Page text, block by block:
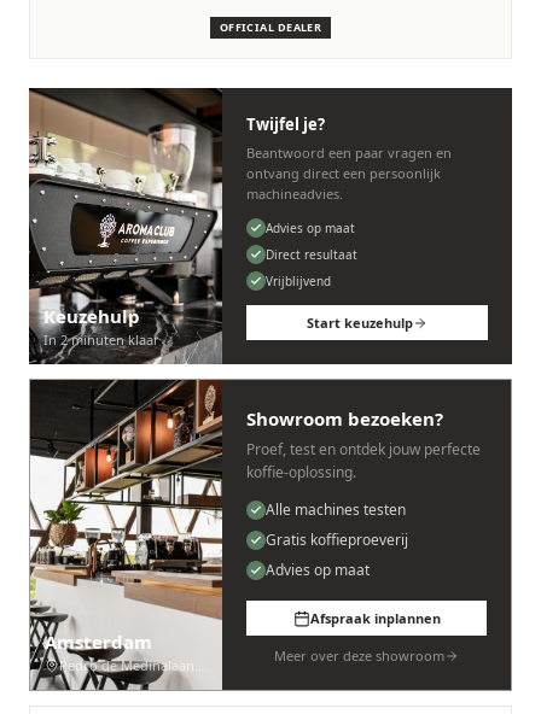
OFFICIAL DEALER
Persoonlijk, snel en zonder gedoe.
Keuzehulp
In 2 minuten klaar
Twijfel je?
Beantwoord een paar vragen en
ontvang direct een persoonlijk
machineadvies.
Advies op maat
Direct resultaat
Vrijblijvend
Start keuzehulp
Amsterdam
Pedro de Medinalaan 53
Showroom bezoeken?
Proef, test en ontdek jouw perfecte
koffie-oplossing.
Alle machines testen
Gratis koffieproeverij
Advies op maat
Afspraak inplannen
Meer over deze showroom